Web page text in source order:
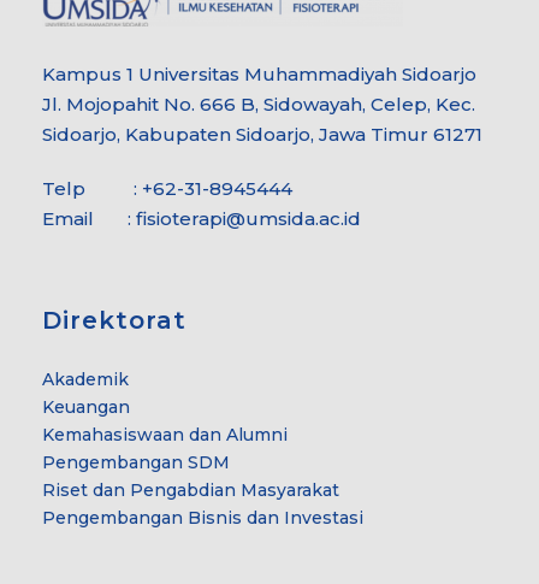
Kampus 1 Universitas Muhammadiyah Sidoarjo
Jl. Mojopahit No. 666 B, Sidowayah, Celep, Kec.
Sidoarjo, Kabupaten Sidoarjo, Jawa Timur 61271
Telp : +62-31-8945444
Email : fisioterapi@umsida.ac.id
Direktorat
Akademik
Keuangan
Kemahasiswaan dan Alumni
Pengembangan SDM
Riset dan Pengabdian Masyarakat
Pengembangan Bisnis dan Investasi